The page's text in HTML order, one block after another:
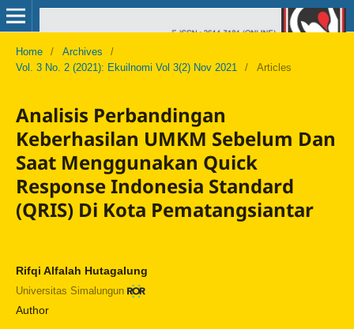
Home / Archives
/
Vol. 3 No. 2 (2021): Ekuilnomi Vol 3(2) Nov 2021
/ Articles
Analisis Perbandingan
Keberhasilan UMKM Sebelum Dan
Saat Menggunakan Quick
Response Indonesia Standard
(QRIS) Di Kota Pematangsiantar
Rifqi Alfalah Hutagalung
Universitas Simalungun
Author